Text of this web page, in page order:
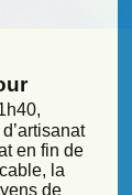
en fin de
la
de